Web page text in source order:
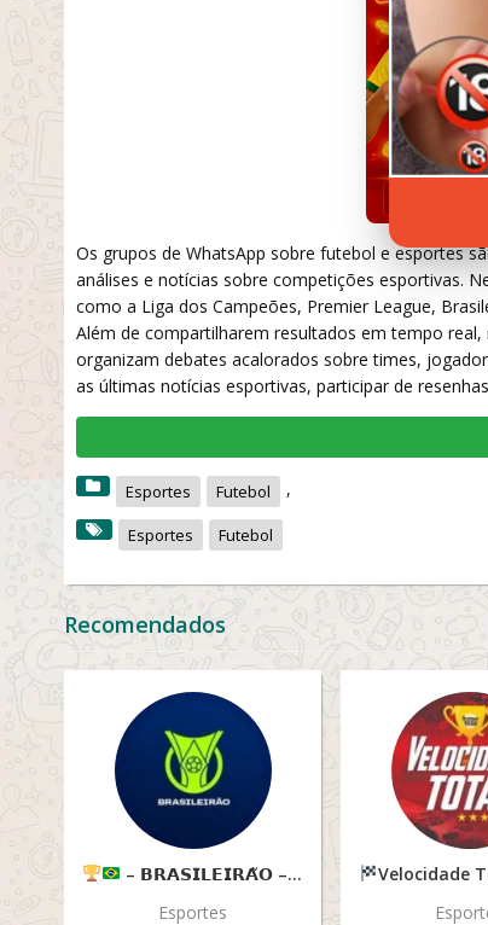
Os grupos de WhatsApp sobre futebol e esportes
análises e notícias sobre competições esportivas.
como a Liga dos Campeões, Premier League,
Além de compartilharem resultados em tempo
organizam debates acalorados sobre times,
as últimas notícias esportivas, participar de
Esportes ,
Futebol
Esportes
Futebol
Recomendados
– 𝗕𝗥𝗔𝗦𝗜𝗟𝗘𝗜𝗥𝗔̃𝗢 –
Esportes
Velocidade